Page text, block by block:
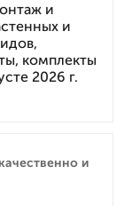
и
и
комплекты
2026 г.
и